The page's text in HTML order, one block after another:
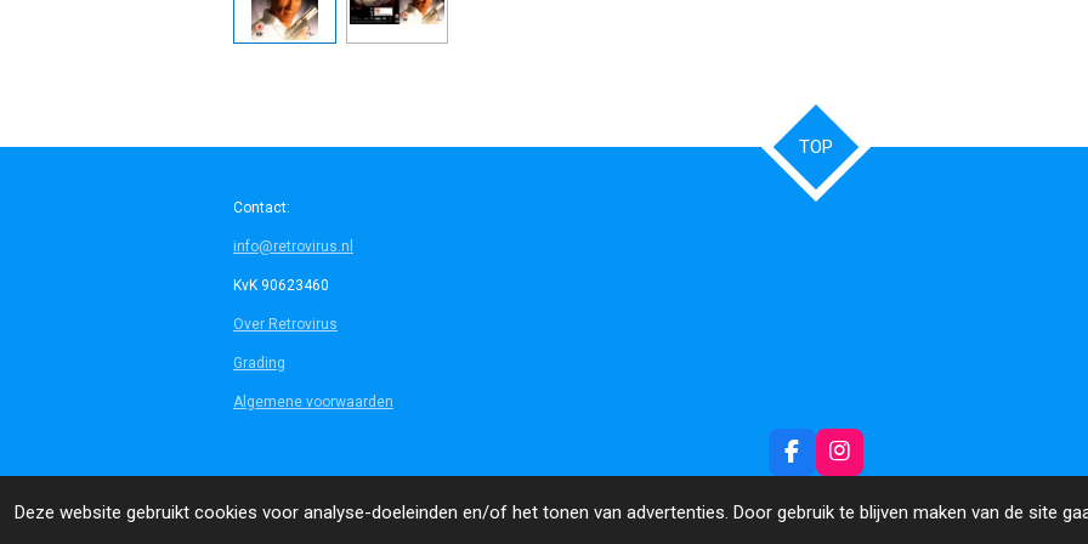
Deze website gebruikt cookies voor analyse-doeleinden en/of het tonen van advertenties. Door gebruik te blijven maken van de site
TOP
Contact:
info@retrovirus.nl
KvK 90623460
Over Retrovirus
Grading
Algemene voorwaarden
F
a
c
I
n
s